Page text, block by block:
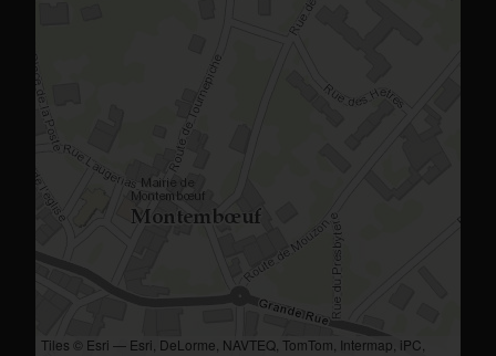
Tiles © Esri — Esri, DeLorme, NAVTEQ, TomTom, Intermap, iPC,